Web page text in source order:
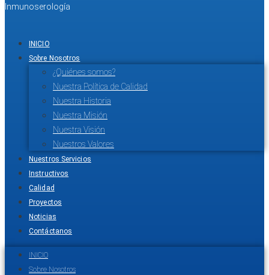
Inmunoserología
INICIO
Sobre Nosotros
¿Quiénes somos?
Nuestra Política de Calidad
Nuestra Historia
Nuestra Misión
Nuestra Visión
Nuestros Valores
Nuestros Servicios
Instructivos
Calidad
Proyectos
Noticias
Contáctanos
INICIO
Sobre Nosotros